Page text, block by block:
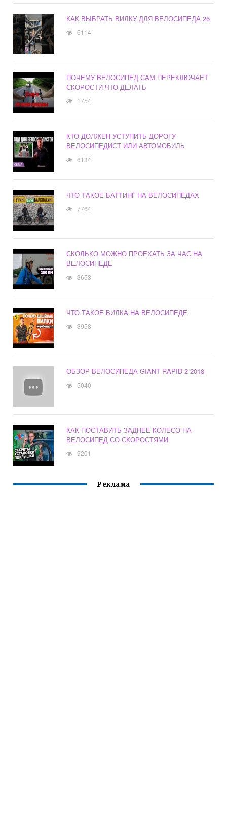
КАК ВЫБРАТЬ ВИЛКУ ДЛЯ ВЕЛОСИПЕДА 26
6114
ПОЧЕМУ ВЕЛОСИПЕД САМ ПЕРЕКЛЮЧАЕТ
СКОРОСТИ ЧТО ДЕЛАТЬ
1754
КТО ДОЛЖЕН УСТУПИТЬ ДОРОГУ
ВЕЛОСИПЕДИСТ ИЛИ АВТОМОБИЛЬ
6134
ЧТО ТАКОЕ БАТТИНГ НА ВЕЛОСИПЕДАХ
7764
СКОЛЬКО МОЖНО ПРОЕХАТЬ ЗА ЧАС НА
ВЕЛОСИПЕДЕ
3653
ЧТО ТАКОЕ ВИЛКА НА ВЕЛОСИПЕДЕ
3958
ОБЗОР ВЕЛОСИПЕДА GIANT RAPID 2 2018
5040
КАК ПОСТАВИТЬ ЗАДНЕЕ КОЛЕСО НА
ВЕЛОСИПЕД СО СКОРОСТЯМИ
9201
Реклама